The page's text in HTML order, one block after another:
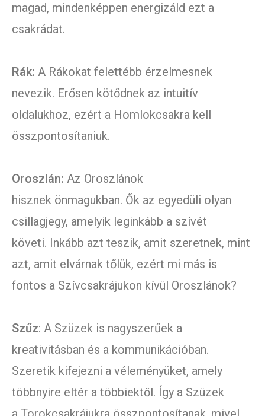
magad, mindenképpen energizáld ezt a
csakrádat.
Rák: A Rákokat felettébb érzelmesnek
nevezik. Erősen kötődnek az intuitív
oldalukhoz, ezért a Homlokcsakra kell
összpontosítaniuk.
Oroszlán: Az Oroszlánok
hisznek önmagukban. Ők az egyedüli olyan
csillagjegy, amelyik leginkább a szívét
követi. Inkább azt teszik, amit szeretnek, mint
azt, amit elvárnak tőlük, ezért mi más is
fontos a Szívcsakrájukon kívül Oroszlánok?
Szűz: A Szüzek is nagyszerűek a
kreativitásban és a kommunikációban.
Szeretik kifejezni a véleményüket, amely
többnyire eltér a többiektől. Így a Szüzek